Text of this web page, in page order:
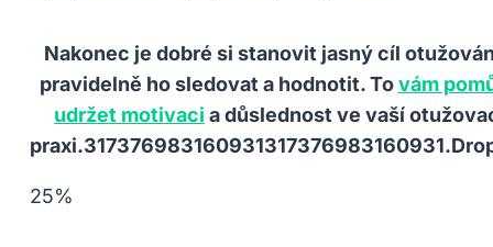
Nakonec je dobré si stanovit jasný cíl
pravidelně ho sledovat a hodnotit. Továm
udržet motivaci a důslednost ve vaší
25%